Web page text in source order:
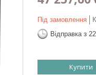
Під замовлення
Відправка з
Купити